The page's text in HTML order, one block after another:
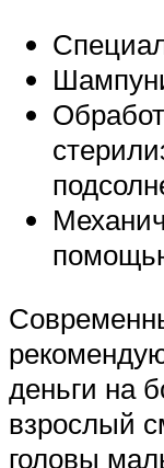
деньги на
взрослый
головы